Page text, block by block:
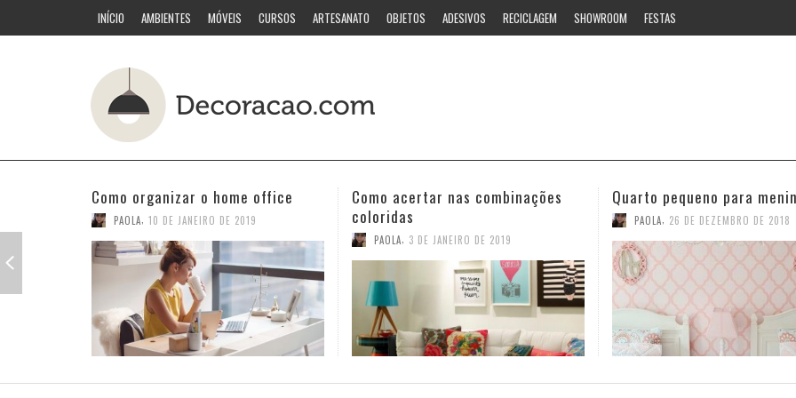
INÍCIO AMBIENTES MÓVEIS CURSOS ARTESANATO OBJETOS ADESIVOS RECICLAGEM SHOWROOM FESTAS
Como acertar nas combinações
coloridas
PAOLA, 3 DE JANEIRO DE 2019
Quarto pequeno para meninas
PAOLA, 26 DE DEZEMBRO DE 2018
Ideias estilosas para o
PAOLA 12 DE NOVEMBRO DE 2018